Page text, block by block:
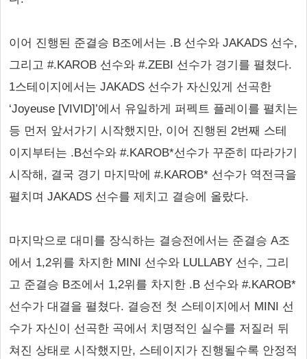
이어 진행된 준결승 B조에서는 .B 선수와 JAKADS 선수,
그리고 #.KAROB 선수와 #.ZEBI 선수가 경기를 펼쳤다.
1스테이지에서는 JAKADS 선수가 자신있게 선곡한
‘Joyeuse [VIVID]’에서 유일하게 퍼펙트 플레이를 펼치는
등 먼저 앞서가기 시작했지만, 이어 진행된 2번째 스테
이지부터는 .B선수와 #.KAROB*선수가 꾸준히 따라가기
시작해, 결국 경기 마지막에 #.KAROB* 선수가 역전극을
펼치며 JAKADS 선수를 제치고 결승에 올랐다.
마지막으로 대미를 장식하는 결승전에서는 준결승 A조
에서 1,2위를 차지한 MINI 선수와 LULLABY 선수, 그리
고 준결승 B조에서 1,2위를 차지한 .B 선수와 #.KAROB*
선수가 대결을 펼쳤다. 결승전 첫 스테이지에서 MINI 선
수가 자신이 선곡한 곡에서 치명적인 실수를 저질러 뒤
쳐진 상태로 시작했지만, 스테이지가 진행될수록 안정적